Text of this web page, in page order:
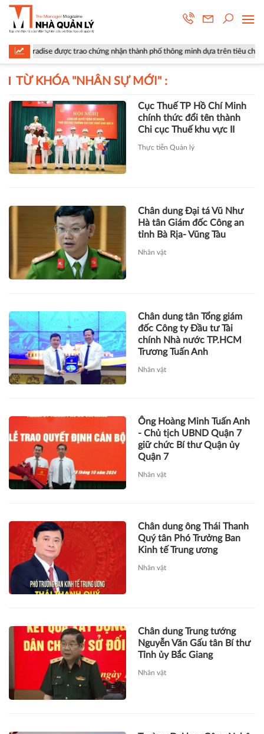
được trao chứng nhận thành phố thông minh dựa trên tiêu chuẩn ISO
TỪ KHÓA " NHÂN SỰ MỚI " :
Cục Thuế TP Hồ Chí Minh
chính thức đổi tên thành
Chi cục Thuế khu vực II
Thực tiễn Quản lý
Chân dung Đại tá Vũ Như
Hà tân Giám đốc Công an
tỉnh Bà Rịa- Vũng Tàu
Nhân vật
Chân dung tân Tổng giám
đốc Công ty Đầu tư Tài
chính Nhà nước TP.HCM
Trương Tuấn Anh
Nhân vật
Ông Hoàng Minh Tuấn Anh
- Chủ tịch UBND Quận 7
giữ chức Bí thư Quận ủy
Quận 7
Nhân vật
Chân dung ông Thái Thanh
Quý tân Phó Trưởng Ban
Kinh tế Trung ương
Nhân vật
Chân dung Trung tướng
Nguyễn Văn Gấu tân Bí thư
Tỉnh ủy Bắc Giang
Nhân vật